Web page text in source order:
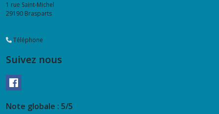
1 rue Saint-Michel
29190 Brasparts
Téléphone
Suivez nous
Note globale : 5/5